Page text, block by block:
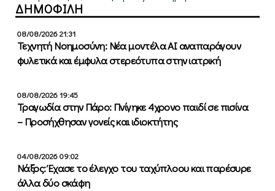
ΔΗΜΟΦΙΛΗ
08/08/2026 21:31
Τεχνητή Νοημοσύνη: Νέα μοντέλα ΑΙ αναπαράγουν
φυλετικά και έμφυλα στερεότυπα στην ιατρική
08/08/2026 19:45
Τραγωδία στην Πάρο: Πνίγηκε 4χρονο παιδί σε πισίνα
– Προσήχθησαν γονείς και ιδιοκτήτης
04/08/2026 09:02
Νάξος: Έχασε το έλεγχο του ταχύπλοου και παρέσυρε
άλλα δύο σκάφη